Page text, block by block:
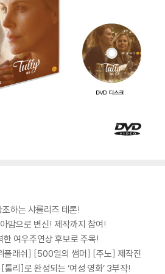
하는 샤를리즈 테론!
맘으로 변신! 제작까지 참여!
여우주연상 후보로 주목!
플래쉬] [500일의 썸머] [주노] 제작진
리]로 완성되는 ‘여성 영화’ 3부작!